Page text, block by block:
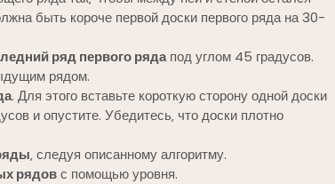
быть короче первой доски первого ряда на 30-
ряд первого рядапод углом 45 градусов.
рядом.
. Для этого вставьте короткую сторону одной доски
и опустите. Убедитесь‚ что доски плотно
‚ следуя описанному алгоритму.
рядовс помощью уровня.